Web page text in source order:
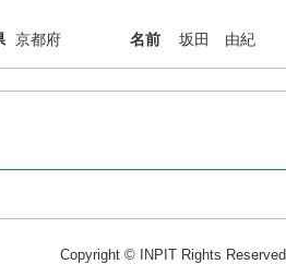
京都府 名前 坂田 由紀
Copyright © INPIT Rights Reserved